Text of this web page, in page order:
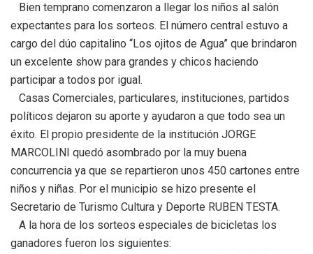
Bien temprano comenzaron a llegar los niños al salón
expectantes para los sorteos. El número central estuvo a
cargo del dúo capitalino “Los ojitos de Agua” que brindaron
un excelente show para grandes y chicos haciendo
participar a todos por igual.
Casas Comerciales, particulares, instituciones, partidos
políticos dejaron su aporte y ayudaron a que todo sea un
éxito. El propio presidente de la institución JORGE
MARCOLINI quedó asombrado por la muy buena
concurrencia ya que se repartieron unos 450 cartones entre
niños y niñas. Por el municipio se hizo presente el
Secretario de Turismo Cultura y Deporte RUBEN TESTA.
A la hora de los sorteos especiales de bicicletas los
ganadores fueron los siguientes: